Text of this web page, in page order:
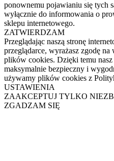
ponownemu pojawianiu się tych
wyłącznie do informowania o
sklepu internetowego.
ZATWIERDZAM
Przeglądając naszą stronę
przeglądarce, wyrażasz zgodę
plików cookies. Dzięki temu
maksymalnie bezpieczny i
używamy plików cookies z
USTAWIENIA
ZAAKCEPTUJ TYLKO
ZGADZAM SIĘ